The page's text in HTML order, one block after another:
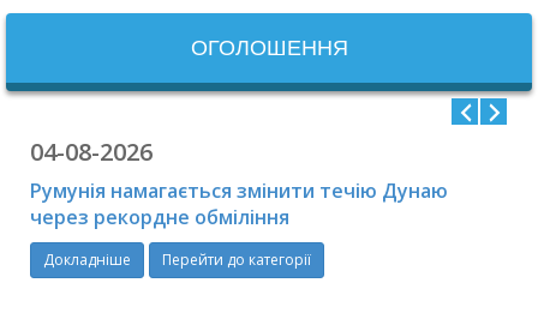
ОГОЛОШЕННЯ
04-08-2026
Румунія намагається змінити течію Дунаю
через рекордне обміління
Докладніше Перейти до категорії